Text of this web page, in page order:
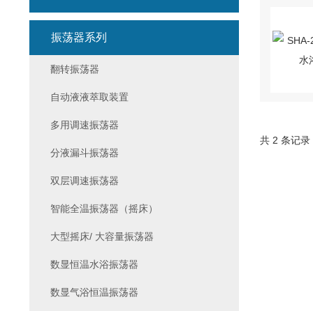
共 2 条记
振荡器系列
翻转振荡器
自动液液萃取装置
多用调速振荡器
分液漏斗振荡器
双层调速振荡器
智能全温振荡器（摇床）
大型摇床/ 大容量振荡器
数显恒温水浴振荡器
数显气浴恒温振荡器